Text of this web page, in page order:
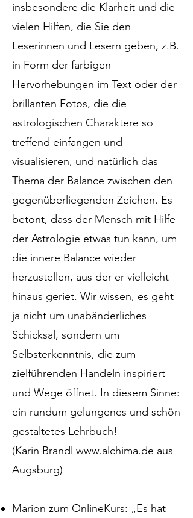
insbesondere die Klarheit und die
vielen Hilfen, die Sie den
Leserinnen und Lesern geben, z.B.
in Form der farbigen
Hervorhebungen im Text oder der
brillanten Fotos, die die
astrologischen Charaktere so
treffend einfangen und
visualisieren, und natürlich das
Thema der Balance zwischen den
gegenüberliegenden Zeichen. Es
betont, dass der Mensch mit Hilfe
der Astrologie etwas tun kann, um
die innere Balance wieder
herzustellen, aus der er vielleicht
hinaus geriet. Wir wissen, es geht
ja nicht um unabänderliches
Schicksal, sondern um
Selbsterkenntnis, die zum
zielführenden Handeln inspiriert
und Wege öffnet. In diesem Sinne:
ein rundum gelungenes und schön
gestaltetes Lehrbuch!
(Karin Brandl www.alchima.de aus
Augsburg)
Marion zum OnlineKurs: „Es hat